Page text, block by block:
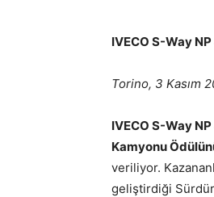
IVECO S-Way
Torino, 3 Kasım
IVECO S-Way
Kamyonu
veriliyor.
geliştirdiği